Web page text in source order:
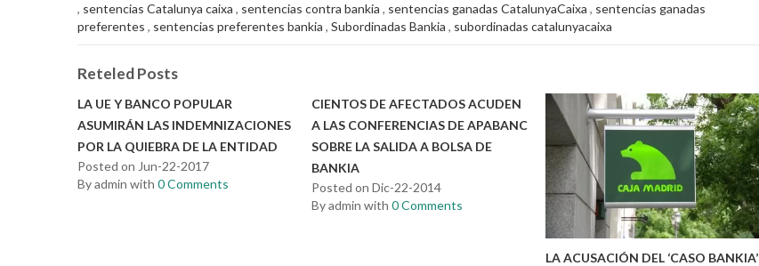
, sentencias Catalunya caixa , sentencias contra bankia , sentencias ganadas CatalunyaCaixa , sentencias ganadas
preferentes , sentencias preferentes bankia , Subordinadas Bankia , subordinadas catalunyacaixa
Reteled Posts
LA UE Y BANCO POPULAR
ASUMIRÁN LAS INDEMNIZACIONES
POR LA QUIEBRA DE LA ENTIDAD
Posted on Jun-22-2017
By admin with 0 Comments
CIENTOS DE AFECTADOS ACUDEN
A LAS CONFERENCIAS DE APABANC
SOBRE LA SALIDA A BOLSA DE
BANKIA
Posted on Dic-22-2014
By admin with0 Comments
LA ACUSACIÓN DEL ‘CASO BANKIA’